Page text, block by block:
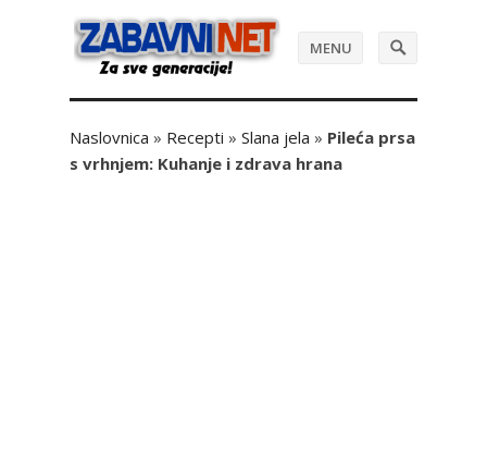
MENU
Naslovnica » Recepti » Slana jela » Pileća prsa
s vrhnjem: Kuhanje i zdrava hrana